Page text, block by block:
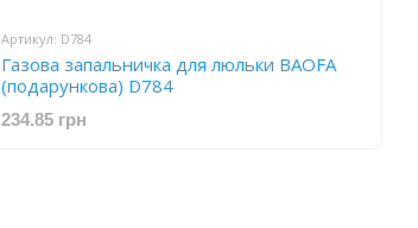
Артикул: D784
Газова запальничка для люльки BAOFA
(подарункова) D784
234.85 грн